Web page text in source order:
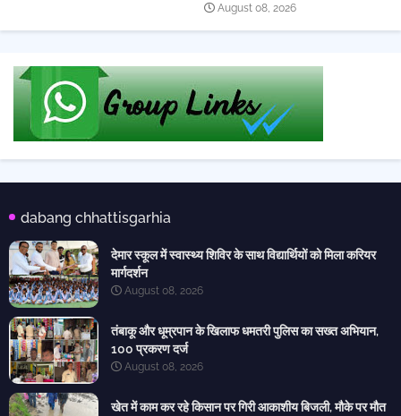
August 08, 2026
dabang chhattisgarhia
देमार स्कूल में स्वास्थ्य शिविर के साथ विद्यार्थियों को मिला करियर
मार्गदर्शन
August 08, 2026
तंबाकू और धूम्रपान के खिलाफ धमतरी पुलिस का सख्त अभियान,
100 प्रकरण दर्ज
August 08, 2026
खेत में काम कर रहे किसान पर गिरी आकाशीय बिजली, मौके पर मौत